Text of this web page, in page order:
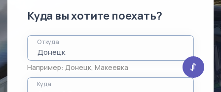
Куда вы хотите поехать?
Откуда
Например: Донецк, Макеевка
Куда